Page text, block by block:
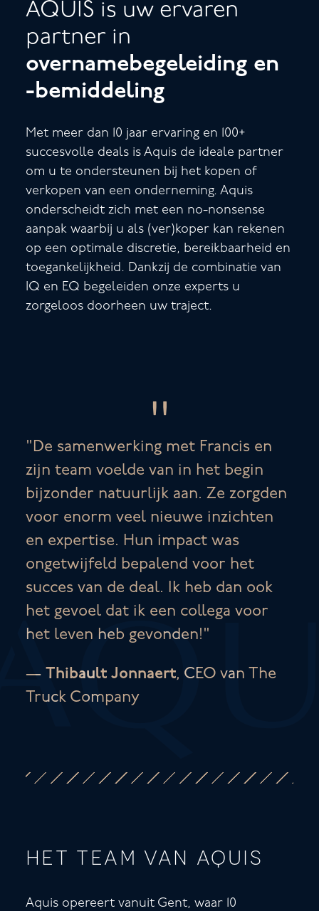
AQUIS is uw ervaren
partner in
overnamebegeleiding en
-bemiddeling
Met meer dan 10 jaar ervaring en 100+
succesvolle deals is Aquis de ideale partner
om u te ondersteunen bij het kopen of
verkopen van een onderneming. Aquis
onderscheidt zich met een no-nonsense
aanpak waarbij u als (ver)koper kan rekenen
op een optimale discretie, bereikbaarheid en
toegankelijkheid. Dankzij de combinatie van
IQ en EQ begeleiden onze experts u
zorgeloos doorheen uw traject.
De samenwerking met Francis en
zijn team voelde van in het begin
bijzonder natuurlijk aan. Ze zorgden
voor enorm veel nieuwe inzichten
en expertise. Hun impact was
ongetwijfeld bepalend voor het
succes van de deal. Ik heb dan ook
het gevoel dat ik een collega voor
het leven heb gevonden!
— Thibault Jonnaert, CEO van The
Truck Company
het team van aquis
Aquis opereert vanuit Gent, waar 10